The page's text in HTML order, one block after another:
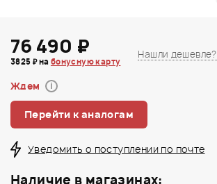
76 490 ₽
3825 ₽ на бонусную карту
Нашли дешевле?
Ждем i
Перейти к аналогам
Уведомить о поступлении по почте
Наличие в магазинах: